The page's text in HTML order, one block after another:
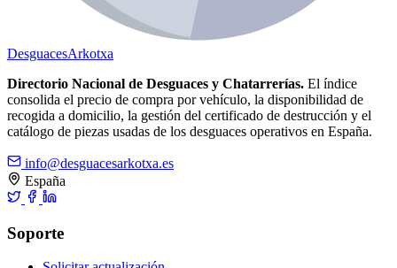
DesguacesArkotxa
Directorio Nacional de Desguaces y Chatarrerías. El índice
consolida el precio de compra por vehículo, la disponibilidad de
recogida a domicilio, la gestión del certificado de destrucción y el
catálogo de piezas usadas de los desguaces operativos en España.
info@desguacesarkotxa.es
España
Soporte